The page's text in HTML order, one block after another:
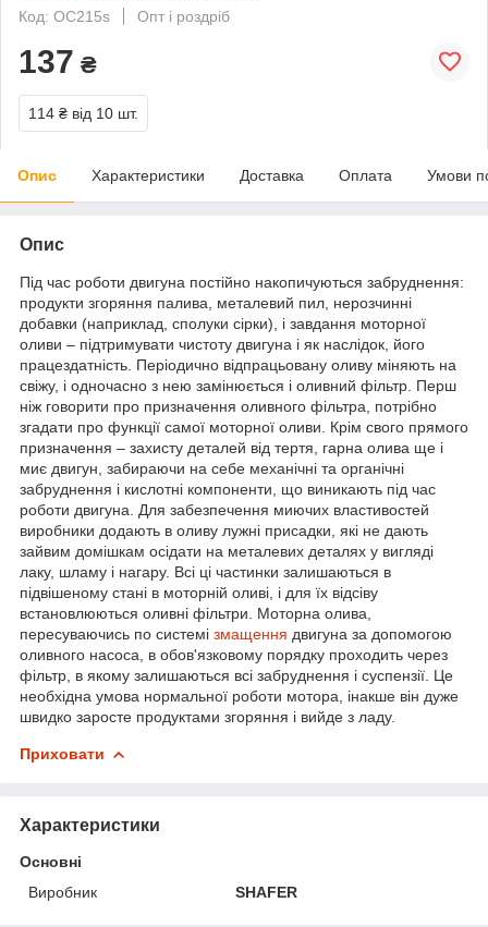
Код: OC215s
Опт і роздріб
137 ₴
114 ₴ від 10 шт.
Опис Характеристики Доставка Оплата Умови
Опис
Під час роботи двигуна постійно накопичуються забруднення:
продукти згоряння палива, металевий пил, нерозчинні
добавки (наприклад, сполуки сірки), і завдання моторної
оливи – підтримувати чистоту двигуна і як наслідок, його
працездатність. Періодично відпрацьовану оливу міняють на
свіжу, і одночасно з нею замінюється і оливний фільтр. Перш
ніж говорити про призначення оливного фільтра, потрібно
згадати про функції самої моторної оливи. Крім свого прямого
призначення – захисту деталей від тертя, гарна олива ще і
миє двигун, забираючи на себе механічні та органічні
забруднення і кислотні компоненти, що виникають під час
роботи двигуна. Для забезпечення миючих властивостей
виробники додають в оливу лужні присадки, які не дають
зайвим домішкам осідати на металевих деталях у вигляді
лаку, шламу і нагару. Всі ці частинки залишаються в
підвішеному стані в моторній оливі, і для їх відсіву
встановлюються оливні фільтри. Моторна олива,
пересуваючись по системі змащення двигуна за допомогою
оливного насоса, в обов'язковому порядку проходить через
фільтр, в якому залишаються всі забруднення і суспензії. Це
необхідна умова нормальної роботи мотора, інакше він дуже
швидко заросте продуктами згоряння і вийде з ладу.
Приховати
Характеристики
Основні
Виробник
SHAFER